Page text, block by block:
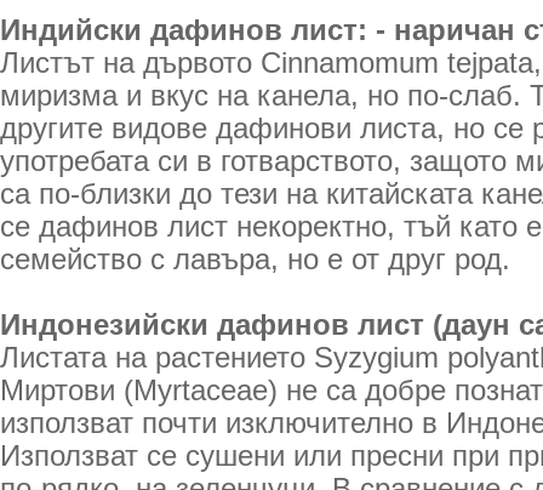
Индийски дафинов лист: - наричан
Листът на дървото Cinnamomum
миризма и вкус на канела, но по-слаб.
другите видове дафинови листа, но се
употребата си в готварството, защото
са по-близки до тези на китайската
се дафинов лист некоректно, тъй като
семейство с лавъра, но е от друг род.
Индонезийски дафинов лист (даун
Листата на растението Syzygium
Миртови (Myrtaceae) не са добре
използват почти изключително в
Използват се сушени или пресни при